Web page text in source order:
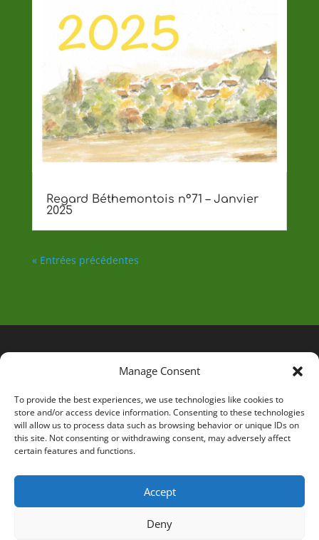
Manage Consent
To provide the best experiences, we use technologies like cookies to
store and/or access device information. Consenting to these technologies
will allow us to process data such as browsing behavior or unique IDs on
this site. Not consenting or withdrawing consent, may adversely affect
certain features and functions.
Accept
Deny
Regard Béthemontois n°71 – Janvier
2025
« Entrées précédentes